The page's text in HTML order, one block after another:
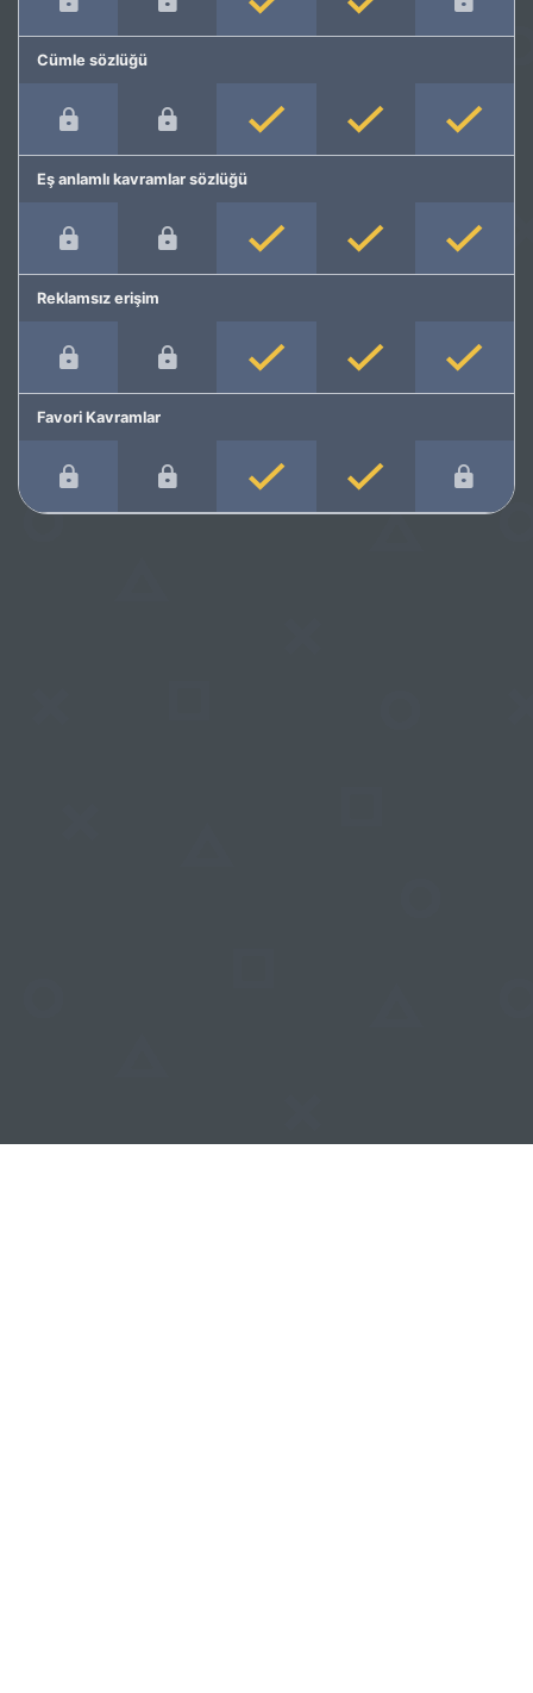
Cümle sözlüğü
Eş anlamlı kavramlar sözlüğü
Reklamsız erişim
Favori Kavramlar